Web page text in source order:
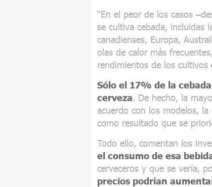
“En el peor de los casos
se cultiva cebada, incluidas
canadienses, Europa,
olas de calor más
rendimientos de los cultivos
Sólo el 17% de la
cerveza. De hecho, la
acuerdo con los modelos,
como resultado que se
Todo ello, comentan los
el consumo de esa
cerveceros y que se vería,
precios podrían